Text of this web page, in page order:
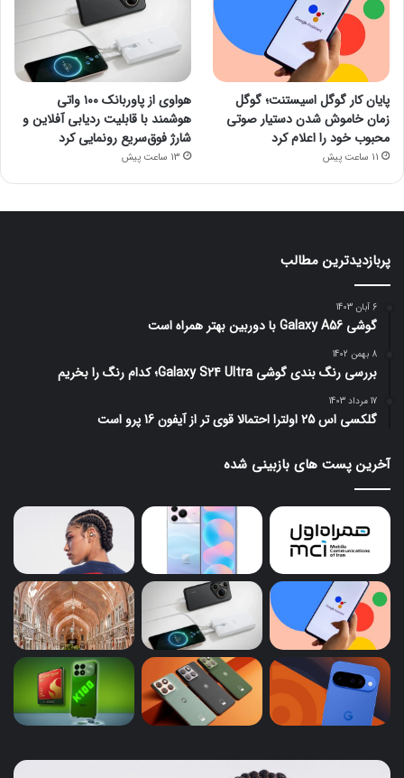
پایان کار گوگل اسیستنت؛ گوگل
زمان خاموش شدن دستیار صوتی
محبوب خود را اعلام کرد
11 ساعت پیش
هواوی از پاوربانک ۱۰۰ واتی
هوشمند با قابلیت ردیابی آفلاین و
شارژ فوق‌سریع رونمایی کرد
13 ساعت پیش
پربازدیدترین مطالب
6 آبان 1403
گوشی Galaxy A56 با دوربین بهتر همراه است
8 بهمن 1402
بررسی رنگ بندی گوشی Galaxy S24 Ultra؛ کدام رنگ را بخریم
17 مرداد 1403
گلکسی اس 25 اولترا احتمالا قوی تر از آیفون 16 پرو است
آخرین پست های بازبینی شده
ایرباد